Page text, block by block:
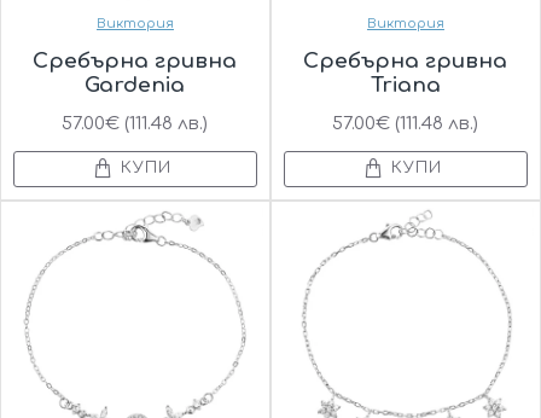
Виктория
Сребърна гривна
Gardenia
57.00€ (111.48 лв.)
КУПИ
Виктория
Сребърна гривна
Triana
57.00€ (111.48 лв.)
КУПИ